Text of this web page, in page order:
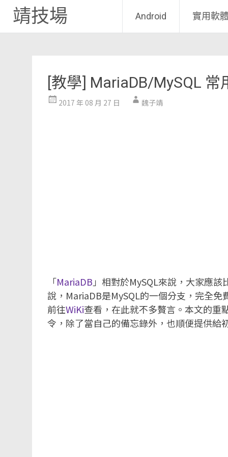
靖技場 Android 實用軟
[教學] MariaDB/MySQL
2017 年 08 月 27 日 魏子靖
「MariaDB 」相對於MySQL來說，大家應
說，MariaDB是MySQL的一個分支，完全
前往WiKi查看，在此就不多贅言。本文的重
令，除了當自己的備忘錄外，也順便提供給